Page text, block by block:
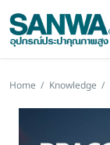
Home / Knowledge /